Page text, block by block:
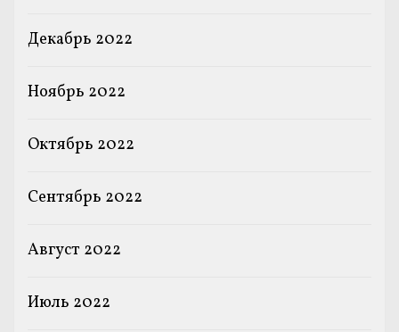
Декабрь 2022
Ноябрь 2022
Октябрь 2022
Сентябрь 2022
Август 2022
Июль 2022